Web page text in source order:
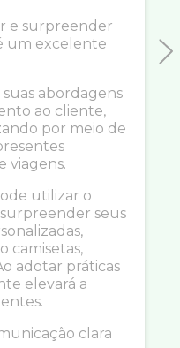
e surpreender
um excelente
suas abordagens
ao cliente,
por meio de
viagens.
utilizar o
seus
camisetas,
adotar práticas
elevará a
clara